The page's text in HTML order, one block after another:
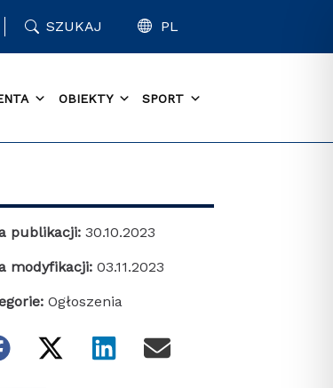
SZUKAJ PL
OBIEKTY SPORT
publikacji: 30.10.2023
modyfikacji: 03.11.2023
Ogłoszenia